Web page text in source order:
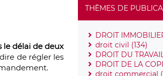
le délai de deux
de régler les
THÈMES DE
DROIT
droit civil (134)
DROIT DU
DROIT DE LA
droit commercial